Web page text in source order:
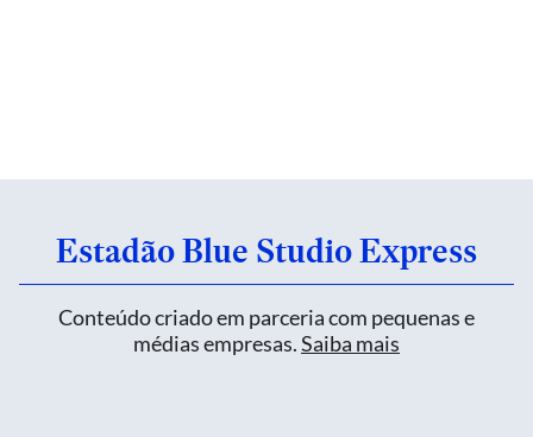
Estadão Blue Studio Express
Conteúdo criado em parceria com pequenas e
médias empresas.Saiba mais